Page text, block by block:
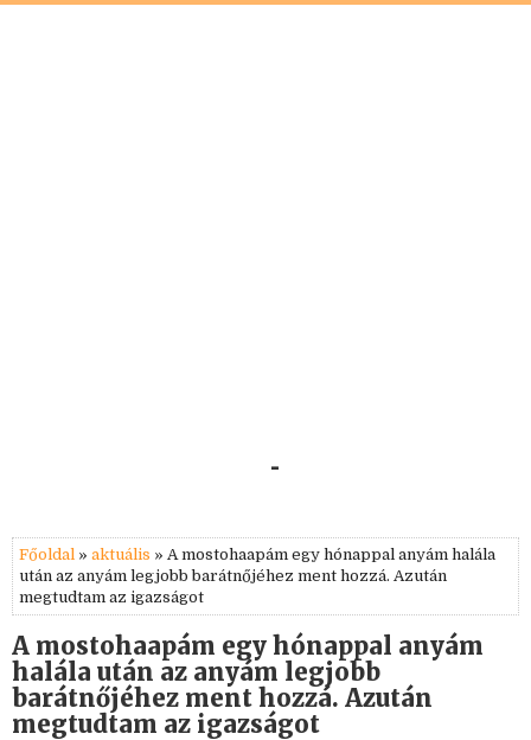
-
Főoldal » aktuális » A mostohaapám egy hónappal anyám halála
után az anyám legjobb barátnőjéhez ment hozzá. Azután
megtudtam az igazságot
A mostohaapám egy hónappal anyám
halála után az anyám legjobb
barátnőjéhez ment hozzá. Azután
megtudtam az igazságot